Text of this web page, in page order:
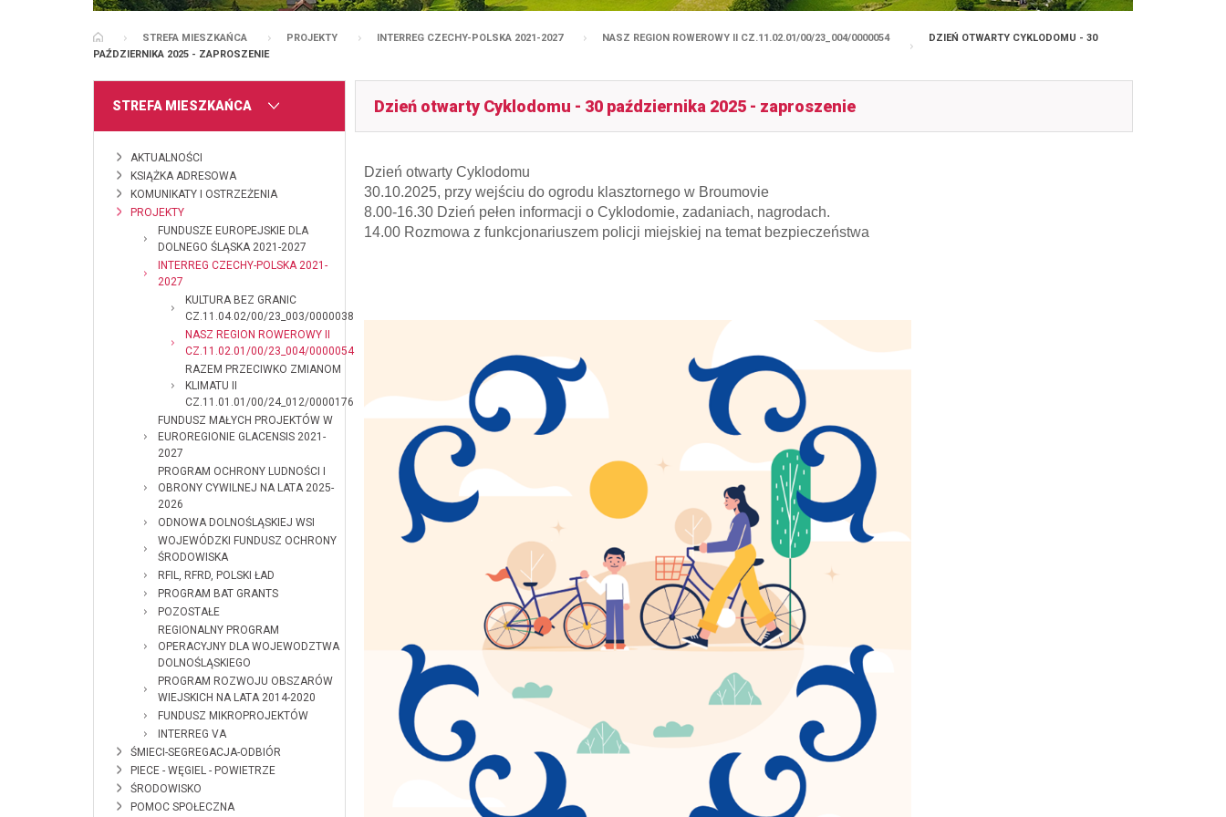
STRONA GŁÓWNA
STREFA MIESZKAŃCA PROJEKTY INTERREG CZECHY-POLSKA 2021-2027 NASZ REGION ROWEROWY II CZ.11.02.01/00/23_004/0000054
DZIEŃ OTWARTY CYKLODOMU - 30
PAŹDZIERNIKA 2025 - ZAPROSZENIE
MENU
STREFA MIESZKAŃCA
AKTUALNOŚCI
KSIĄŻKA ADRESOWA
KOMUNIKATY I OSTRZEŻENIA
PROJEKTY
FUNDUSZE EUROPEJSKIE DLA
DOLNEGO ŚLĄSKA 2021-2027
INTERREG CZECHY-POLSKA 2021-
2027
KULTURA BEZ GRANIC
CZ.11.04.02/00/23_003/0000038
NASZ REGION ROWEROWY II
CZ.11.02.01/00/23_004/0000054
RAZEM PRZECIWKO ZMIANOM
KLIMATU II
CZ.11.01.01/00/24_012/0000176
FUNDUSZ MAŁYCH PROJEKTÓW W
EUROREGIONIE GLACENSIS 2021-
2027
PROGRAM OCHRONY LUDNOŚCI I
OBRONY CYWILNEJ NA LATA 2025-
2026
ODNOWA DOLNOŚLĄSKIEJ WSI
WOJEWÓDZKI FUNDUSZ OCHRONY
ŚRODOWISKA
RFIL, RFRD, POLSKI ŁAD
PROGRAM BAT GRANTS
POZOSTAŁE
REGIONALNY PROGRAM
OPERACYJNY DLA WOJEWODZTWA
DOLNOŚLĄSKIEGO
PROGRAM ROZWOJU OBSZARÓW
WIEJSKICH NA LATA 2014-2020
FUNDUSZ MIKROPROJEKTÓW
INTERREG VA
ŚMIECI-SEGREGACJA-ODBIÓR
PIECE - WĘGIEL - POWIETRZE
ŚRODOWISKO
POMOC SPOŁECZNA
Dzień otwarty Cyklodomu - 30 października 2025 - zaproszenie
Dzień otwarty Cyklodomu
30.10.2025, przy wejściu do ogrodu klasztornego w Broumovie
8.00-16.30 Dzień pełen informacji o Cyklodomie, zadaniach, nagrodach.
14.00 Rozmowa z funkcjonariuszem policji miejskiej na temat bezpieczeństwa